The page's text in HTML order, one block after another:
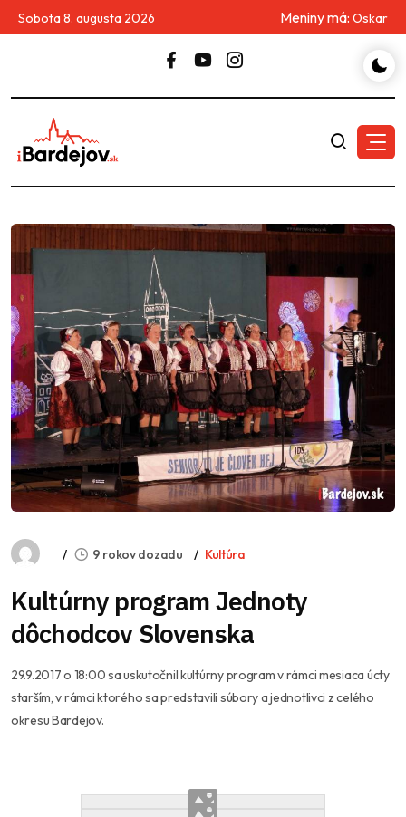
Sobota 8. augusta 2026 Meniny má: Oskar
9 rokov dozadu Kultúra
Kultúrny program Jednoty
dôchodcov Slovenska
29.9.2017 o 18:00 sa uskutočnil kultúrny program v rámci mesiaca úcty
starším, v rámci ktorého sa predstavili súbory a jednotlivci z celého
okresu Bardejov.